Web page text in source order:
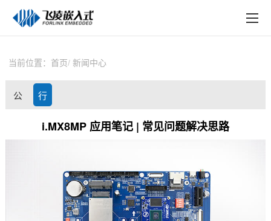
技术与支持
在线文档
在线购买
当前位置： 首页 新闻中心
公 行
业i.MX8MP 应用笔记 | 常见问题解决思路